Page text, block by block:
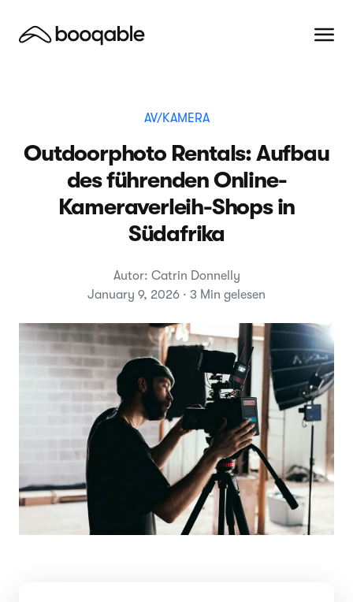
AV/KAMERA
Outdoorphoto Rentals: Aufbau
des führenden Online-
Kameraverleih-Shops in
Südafrika
Autor: Catrin Donnelly
January 9, 2026 · 3 Min gelesen